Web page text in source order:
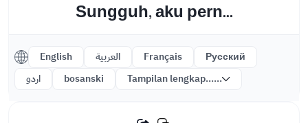
Sungguh, aku pern...
English العربية Français
Русский
اردو
bosanski Tampilan lengkap......